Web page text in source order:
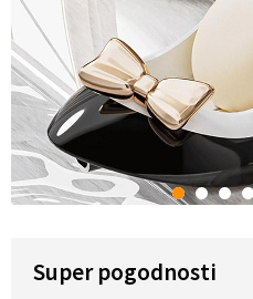
1 2 3 4
Super pogodnosti